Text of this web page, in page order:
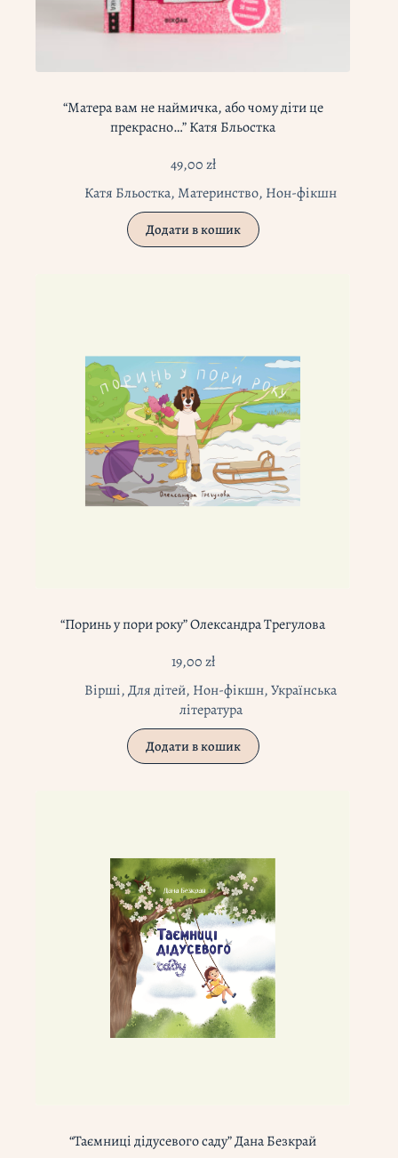
“Матера вам не наймичка, або чому діти це
прекрасно…” Катя Бльостка
49,00zł
Катя Бльостка,Материнство, Нон-фікшн
Додати в кошик
“Поринь у пори року” Олександра Трегулова
19,00zł
Вірші,Для дітей, Нон-фікшн,Українська
література
Додати в кошик
“Таємниці дідусевого саду” Дана Безкрай